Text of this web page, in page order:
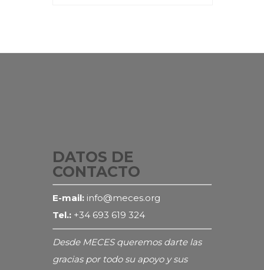
DATOS DE
CONTACTO
E-mail: info@meces.org
Tel.: +34 693 619 324
Desde MECES queremos darte las
gracias por todo su apoyo y sus